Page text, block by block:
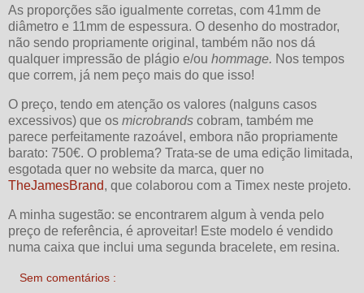
As proporções são igualmente corretas, com 41mm de
diâmetro e 11mm de espessura. O desenho do mostrador,
não sendo propriamente original, também não nos dá
qualquer impressão de plágio e/ou hommage. Nos tempos
que correm, já nem peço mais do que isso!
O preço, tendo em atenção os valores (nalguns casos
excessivos) que os microbrands cobram, também me
parece perfeitamente razoável, embora não propriamente
barato: 750€. O problema? Trata-se de uma edição limitada,
esgotada quer no website da marca, quer no
TheJamesBrand, que colaborou com a Timex neste projeto.
A minha sugestão: se encontrarem algum à venda pelo
preço de referência, é aproveitar! Este modelo é vendido
numa caixa que inclui uma segunda bracelete, em resina.
Sem comentários :